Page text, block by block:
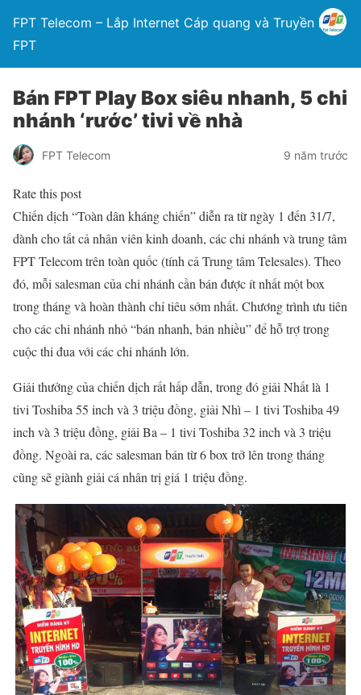
FPT Telecom – Lắp Internet Cáp quang và Truyền hình
FPT
Bán FPT Play Box siêu nhanh, 5 chi
nhánh ‘rước’ tivi về nhà
FPT Telecom 9 năm trước
Rate this post
Chiến dịch “Toàn dân kháng chiến” diễn ra từ ngày 1 đến 31/7,
dành cho tất cả nhân viên kinh doanh, các chi nhánh và trung tâm
FPT Telecom trên toàn quốc (tính cả Trung tâm Telesales). Theo
đó, mỗi salesman của chi nhánh cần bán được ít nhất một box
trong tháng và hoàn thành chỉ tiêu sớm nhất. Chương trình ưu tiên
cho các chi nhánh nhỏ “bán nhanh, bán nhiều” để hỗ trợ trong
cuộc thi đua với các chi nhánh lớn.
Giải thưởng của chiến dịch rất hấp dẫn, trong đó giải Nhất là 1
tivi Toshiba 55 inch và 3 triệu đồng, giải Nhì – 1 tivi Toshiba 49
inch và 3 triệu đồng, giải Ba – 1 tivi Toshiba 32 inch và 3 triệu
đồng. Ngoài ra, các salesman bán từ 6 box trở lên trong tháng
cũng sẽ giành giải cá nhân trị giá 1 triệu đồng.